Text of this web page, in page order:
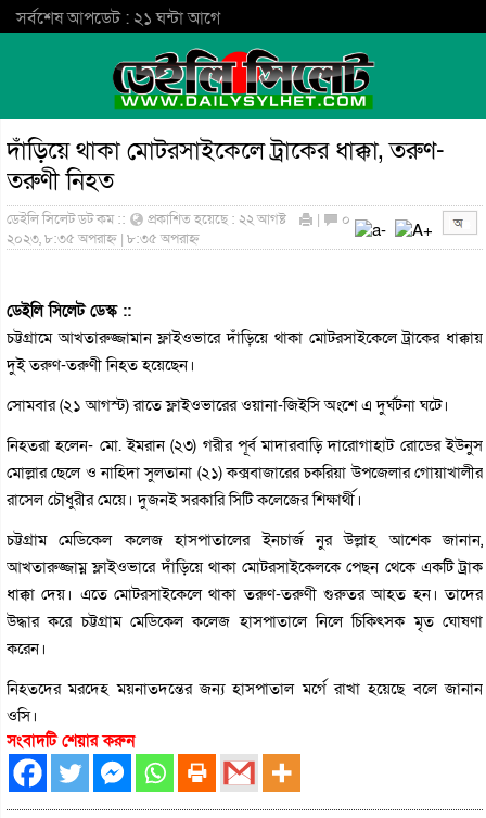
সর্বশেষ আপডেট : ২১ ঘন্টা আগে
দাঁড়িয়ে থাকা মোটরসাইকেলে ট্রাকের ধাক্কা, তরুণ-
তরুণী নিহত
ডেইলি সিলেট ডট কম ::
প্রকাশিত হয়েছে : ২২ আগষ্ট
২০২৩, ৮:৩৫ অপরাহ্ন | ৮:৩৫ অপরাহ্ন
| ০
ডেইলি সিলেট ডেস্ক ::
চট্টগ্রামে আখতারুজ্জামান ফ্লাইওভারে দাঁড়িয়ে থাকা মোটরসাইকেলে ট্রাকের ধাক্কায়
দুই তরুণ-তরুণী নিহত হয়েছেন।
সোমবার (২১ আগস্ট) রাতে ফ্লাইওভারের ওয়ানা-জিইসি অংশে এ দুর্ঘটনা ঘটে।
নিহতরা হলেন- মো. ইমরান (২৩) গরীর পূর্ব মাদারবাড়ি দারোগাহাট রোডের ইউনুস
মোল্লার ছেলে ও নাহিদা সুলতানা (২১) কক্সবাজারের চকরিয়া উপজেলার গোয়াখালীর
রাসেল চৌধুরীর মেয়ে। দুজনই সরকারি সিটি কলেজের শিক্ষার্থী।
চট্টগ্রাম মেডিকেল কলেজ হাসপাতালের ইনচার্জ নুর উল্লাহ আশেক জানান,
আখতারুজ্জাম্ন ফ্লাইওভারে দাঁড়িয়ে থাকা মোটরসাইকেলকে পেছন থেকে একটি ট্রাক
ধাক্কা দেয়। এতে মোটরসাইকেলে থাকা তরুণ-তরুণী গুরুতর আহত হন। তাদের
উদ্ধার করে চট্টগ্রাম মেডিকেল কলেজ হাসপাতালে নিলে চিকিৎসক মৃত ঘোষণা
করেন।
নিহতদের মরদেহ ময়নাতদন্তের জন্য হাসপাতাল মর্গে রাখা হয়েছে বলে জানান
ওসি।
সংবাদটি শেয়ার করুন